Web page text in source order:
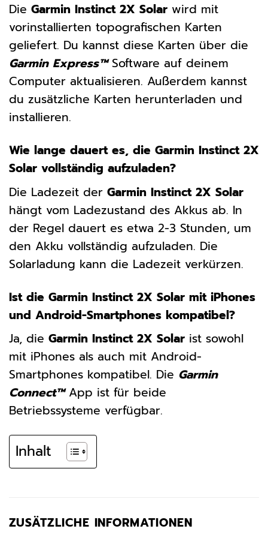
Die Garmin Instinct 2X Solar wird mit
vorinstallierten topografischen Karten
geliefert. Du kannst diese Karten über die
Garmin Express™Software auf deinem
Computer aktualisieren. Außerdem kannst
du zusätzliche Karten herunterladen und
installieren.
Wie lange dauert es, die Garmin Instinct 2X
Solar vollständig aufzuladen?
Die Ladezeit der Garmin Instinct 2X Solar
hängt vom Ladezustand des Akkus ab. In
der Regel dauert es etwa 2-3 Stunden, um
den Akku vollständig aufzuladen. Die
Solarladung kann die Ladezeit verkürzen.
Ist die Garmin Instinct 2X Solar mit iPhones
und Android-Smartphones kompatibel?
Ja, die Garmin Instinct 2X Solar ist sowohl
mit iPhones als auch mit Android-
Smartphones kompatibel. Die Garmin
Connect™App ist für beide
Betriebssysteme verfügbar.
Inhalt
ZUSÄTZLICHE INFORMATIONEN